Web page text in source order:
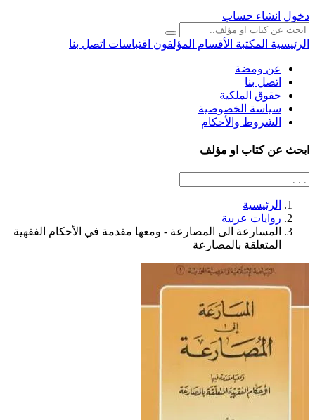
دخول انشاء حساب
الرئيسية المكتبة الأقسام المؤلفون اقتباسات اتصل بنا
عن ومضة
اتصل بنا
حقوق الملكية
سياسة الخصوصية
الشروط والأحكام
ابحث عن كتاب او مؤلف
الرئيسية
روايات عربية
المسارعة الى المصارعة - ومعها مقدمة في الأحكام الفقهية
المتعلقة بالمصارعة